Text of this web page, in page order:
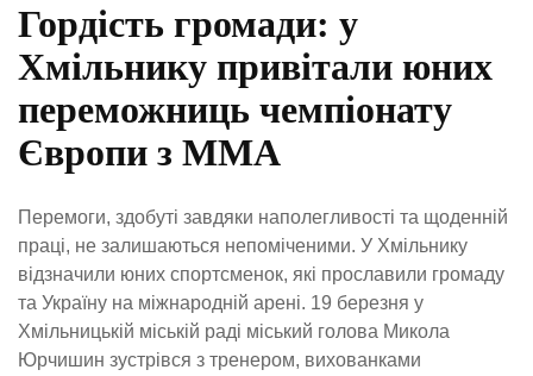
Гордість громади: у
Хмільнику привітали юних
переможниць чемпіонату
Європи з ММА
Перемоги, здобуті завдяки наполегливості та щоденній
праці, не залишаються непоміченими. У Хмільнику
відзначили юних спортсменок, які прославили громаду
та Україну на міжнародній арені. 19 березня у
Хмільницькій міській раді міський голова Микола
Юрчишин зустрівся з тренером, вихованками